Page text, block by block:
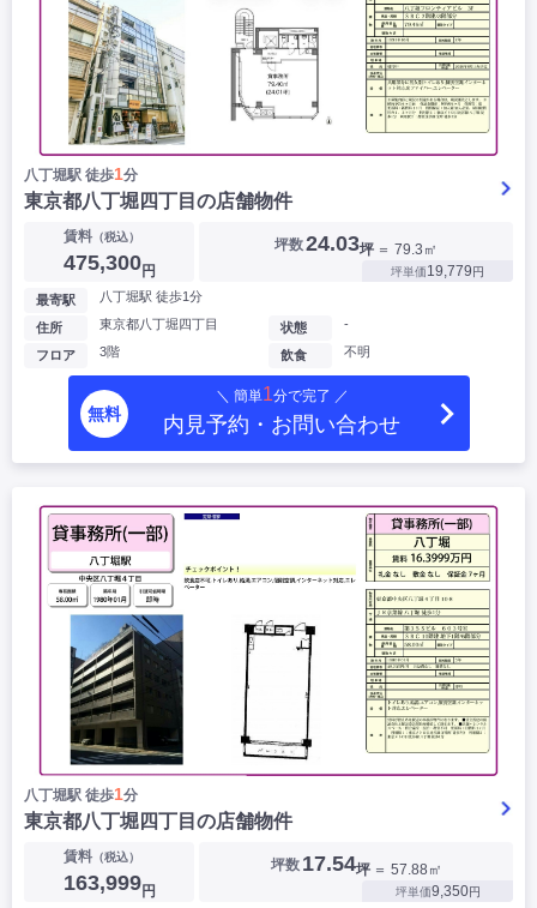
八丁堀駅 徒歩1分
東京都八丁堀四丁目の店舗物件
賃料（税込）
475,300円
坪数24.03坪 ＝ 79.3㎡
坪単価19,779円
最寄駅 八丁堀駅 徒歩1分
住所 東京都八丁堀四丁目
フロア 3階
状態 -
飲食 不明
無料
＼ 簡単1分で完了 ／
内見予約・お問い合わせ
八丁堀駅 徒歩1分
東京都八丁堀四丁目の店舗物件
賃料（税込）
163,999円
坪数 17.54坪 ＝ 57.88㎡
坪単価9,350円